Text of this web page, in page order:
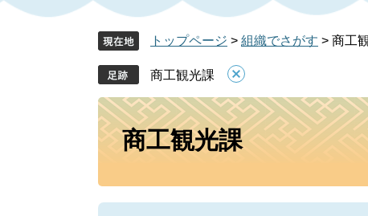
トップページ > 組織でさがす > 商工
商工観光課
本
商工観光課